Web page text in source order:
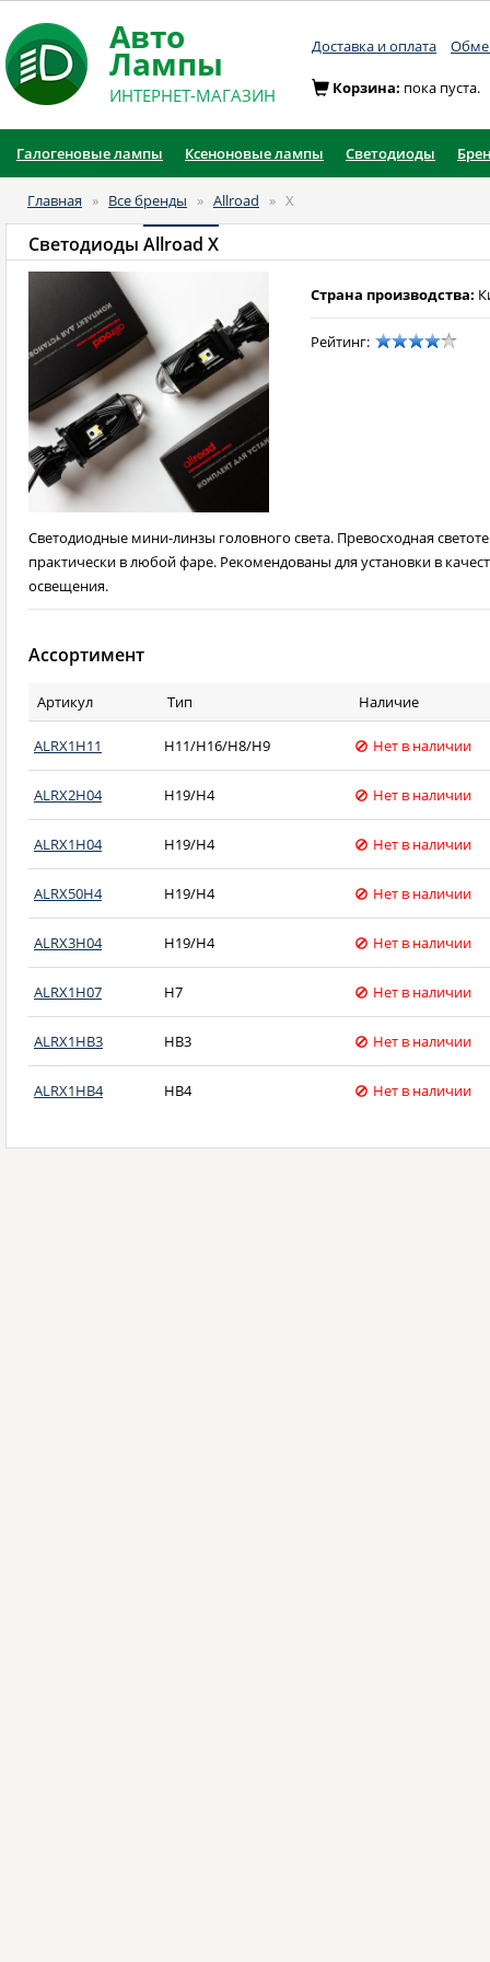
Авто
Лампы
ИНТЕРНЕТ-МАГАЗИН
Доставка и оплата
Корзина: пока пуста.
Галогеновые лампы Ксеноновые лампы Светодиоды
Главная » Все бренды » Allroad » X
Светодиоды Allroad X
Страна производства:
Рейтинг:
Светодиодные мини-линзы головного света. Превосходная
практически в любой фаре. Рекомендованы для установки в
освещения.
Ассортимент
Артикул Тип Наличие
ALRX1H11 H11/H16/H8/H9 Нет в наличии
ALRX2H04 H19/H4 Нет в наличии
ALRX1H04 H19/H4 Нет в наличии
ALRX50H4 H19/H4 Нет в наличии
ALRX3H04 H19/H4 Нет в наличии
ALRX1H07 H7 Нет в наличии
ALRX1HB3 HB3 Нет в наличии
ALRX1HB4 HB4 Нет в наличии